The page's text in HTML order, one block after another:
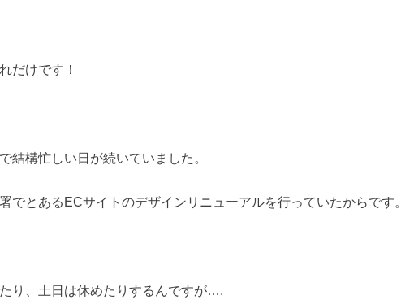
だけです！
結構忙しい日が続いていました。
でとあるECサイトのデザインリニューアルを行っていたからです。
り、土日は休めたりするんですが….